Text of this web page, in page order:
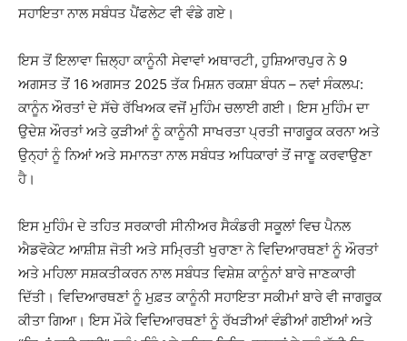
ਸਹਾਇਤਾ ਨਾਲ ਸਬੰਧਤ ਪੈਂਫਲੇਟ ਵੀ ਵੰਡੇ ਗਏ।
ਇਸ ਤੋਂ ਇਲਾਵਾ ਜ਼ਿਲ੍ਹਾ ਕਾਨੂੰਨੀ ਸੇਵਾਵਾਂ ਅਥਾਰਟੀ, ਹੁਸ਼ਿਆਰਪੁਰ ਨੇ 9
ਅਗਸਤ ਤੋਂ 16 ਅਗਸਤ 2025 ਤੱਕ ਮਿਸ਼ਨ ਰਕਸ਼ਾ ਬੰਧਨ – ਨਵਾਂ ਸੰਕਲਪ:
ਕਾਨੂੰਨ ਔਰਤਾਂ ਦੇ ਸੱਚੇ ਰੱਖਿਅਕ ਵਜੋਂ ਮੁਹਿੰਮ ਚਲਾਈ ਗਈ। ਇਸ ਮੁਹਿੰਮ ਦਾ
ਉਦੇਸ਼ ਔਰਤਾਂ ਅਤੇ ਕੁੜੀਆਂ ਨੂੰ ਕਾਨੂੰਨੀ ਸਾਖਰਤਾ ਪ੍ਰਤੀ ਜਾਗਰੂਕ ਕਰਨਾ ਅਤੇ
ਉਨ੍ਹਾਂ ਨੂੰ ਨਿਆਂ ਅਤੇ ਸਮਾਨਤਾ ਨਾਲ ਸਬੰਧਤ ਅਧਿਕਾਰਾਂ ਤੋਂ ਜਾਣੂ ਕਰਵਾਉਣਾ
ਹੈ।
ਇਸ ਮੁਹਿੰਮ ਦੇ ਤਹਿਤ ਸਰਕਾਰੀ ਸੀਨੀਅਰ ਸੈਕੰਡਰੀ ਸਕੂਲਾਂ ਵਿਚ ਪੈਨਲ
ਐਡਵੋਕੇਟ ਆਸ਼ੀਸ਼ ਜੋਤੀ ਅਤੇ ਸਮ੍ਰਿਤੀ ਖੁਰਾਣਾ ਨੇ ਵਿਦਿਆਰਥਣਾਂ ਨੂੰ ਔਰਤਾਂ
ਅਤੇ ਮਹਿਲਾ ਸਸ਼ਕਤੀਕਰਨ ਨਾਲ ਸਬੰਧਤ ਵਿਸ਼ੇਸ਼ ਕਾਨੂੰਨਾਂ ਬਾਰੇ ਜਾਣਕਾਰੀ
ਦਿੱਤੀ। ਵਿਦਿਆਰਥਣਾਂ ਨੂੰ ਮੁਫ਼ਤ ਕਾਨੂੰਨੀ ਸਹਾਇਤਾ ਸਕੀਮਾਂ ਬਾਰੇ ਵੀ ਜਾਗਰੂਕ
ਕੀਤਾ ਗਿਆ। ਇਸ ਮੌਕੇ ਵਿਦਿਆਰਥਣਾਂ ਨੂੰ ਰੱਖੜੀਆਂ ਵੰਡੀਆਂ ਗਈਆਂ ਅਤੇ